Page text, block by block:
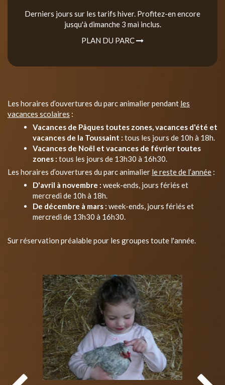
Derniers jours sur les tarifs hiver. Profitez-en encore
jusqu'à dimanche 3 mai inclus.
PLAN DU PARC
Les horaires d’ouvertures du parc animalier pendant les
vacances scolaires :
Vacances de Pâques toutes zones, vacances d'été et
vacances de la Toussaint : tous les jours de 10h à 18h.
Vacances de Noël et vacances de février toutes
zones : tous les jours de 13h30 à 16h30.
Les horaires d’ouvertures du parc animalier le reste de l’année :
D'avril à novembre : week-ends, jours fériés et
mercredi de 10h à 18h.
De décembre à mars : week-ends, jours fériés et
mercredi de 13h30 à 16h30.
Sur réservation préalable pour les groupes toute l'année.